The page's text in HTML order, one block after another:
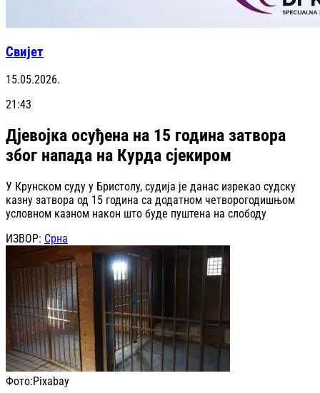
Свијет
15.05.2026.
21:43
Дјевојка осуђена на 15 година затвора
због напада на Курда сјекиром
У Крунском суду у Бристолу, судија је данас изрекао судску
казну затвора од 15 година са додатном четворогодишњом
условном казном након што буде пуштена на слободу
ИЗВОР: Срна
Фото:Pixabay